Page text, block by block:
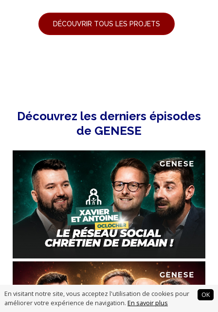
En visitant notre site, vous acceptez l'utilisation de cookies pour
améliorer votre expérience de navigation. En savoir plus
OK
DÉCOUVRIR TOUS LES PROJETS
Découvrez les derniers épisodes
de GENESE